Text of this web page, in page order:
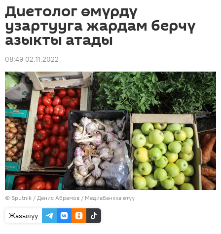
Диетолог өмүрдү
узартууга жардам берчү
азыкты атады
08:49 02.11.2022
© Sputnik / Денис Абрамов / Медиабанкка өтүү
Жазылуу